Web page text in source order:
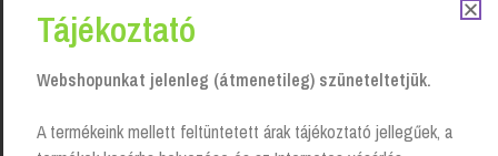
Tájékoztató
Webshopunkat jelenleg (átmenetileg) szüneteltetjük.
A termékeink mellett feltüntetett árak tájékoztató jellegűek, a